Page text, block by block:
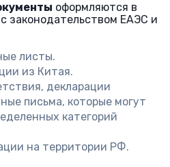
оформляются в
законодательством ЕАЭС и
листы.
из Китая.
декларации
письма, которые могут
категорий
на территории РФ.